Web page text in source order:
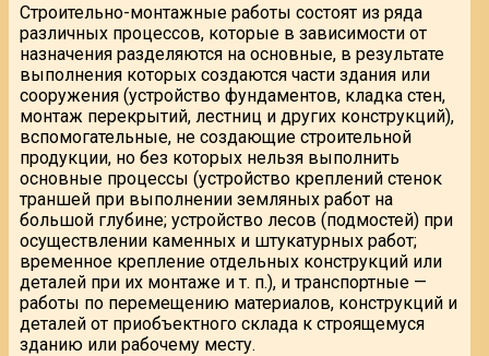
Строительно-монтажные работы состоят из ряда
различных процессов, которые в зависимости от
назначения разделяются на основные, в результате
выполнения которых создаются части здания или
сооружения (устройство фундаментов, кладка стен,
монтаж перекрытий, лестниц и других конструкций),
вспомогательные, не создающие строительной
продукции, но без которых нельзя выполнить
основные процессы (устройство креплений стенок
траншей при выполнении земляных работ на
большой глубине; устройство лесов (подмостей) при
осуществлении каменных и штукатурных работ;
временное крепление отдельных конструкций или
деталей при их монтаже и т. п.), и транспортные —
работы по перемещению материалов, конструкций и
деталей от приобъектного склада к строящемуся
зданию или рабочему месту.